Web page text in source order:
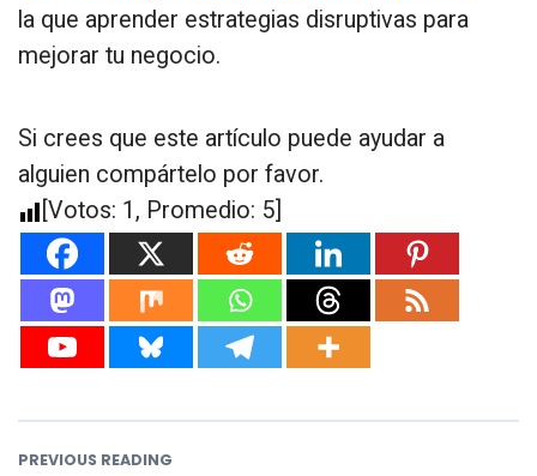
la que aprender estrategias disruptivas para
mejorar tu negocio.
Si crees que este artículo puede ayudar a
alguien compártelo por favor.
[Votos: 1 , Promedio: 5
PREVIOUS READING